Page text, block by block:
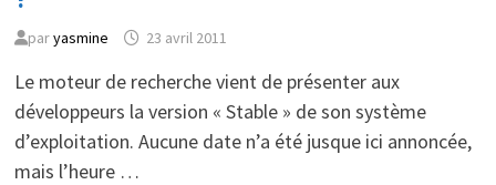
paryasmine 23 avril 2011
Le moteur de recherche vient de présenter aux
développeurs la version « Stable » de son système
d’exploitation. Aucune date n’a été jusque ici annoncée,
mais l’heure …